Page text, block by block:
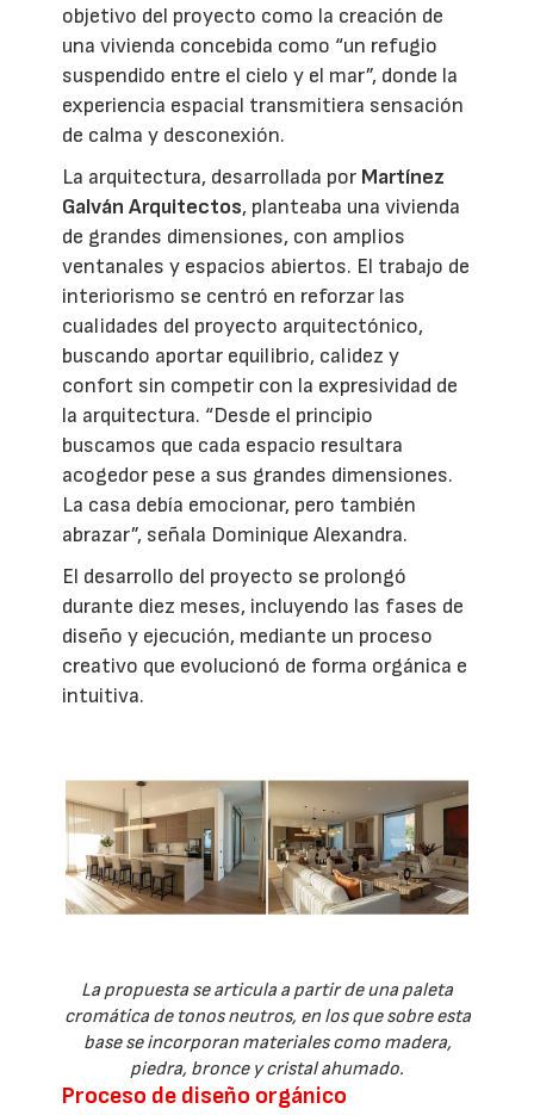
objetivo del proyecto como la creación de
una vivienda concebida como “un refugio
suspendido entre el cielo y el mar”, donde la
experiencia espacial transmitiera sensación
de calma y desconexión.
La arquitectura, desarrollada por Martínez
Galván Arquitectos, planteaba una vivienda
de grandes dimensiones, con amplios
ventanales y espacios abiertos. El trabajo de
interiorismo se centró en reforzar las
cualidades del proyecto arquitectónico,
buscando aportar equilibrio, calidez y
confort sin competir con la expresividad de
la arquitectura. “Desde el principio
buscamos que cada espacio resultara
acogedor pese a sus grandes dimensiones.
La casa debía emocionar, pero también
abrazar”, señala Dominique Alexandra.
El desarrollo del proyecto se prolongó
durante diez meses, incluyendo las fases de
diseño y ejecución, mediante un proceso
creativo que evolucionó de forma orgánica e
intuitiva.
La propuesta se articula a partir de una paleta
cromática de tonos neutros, en los que sobre esta
base se incorporan materiales como madera,
piedra, bronce y cristal ahumado.
Proceso de diseño orgánico